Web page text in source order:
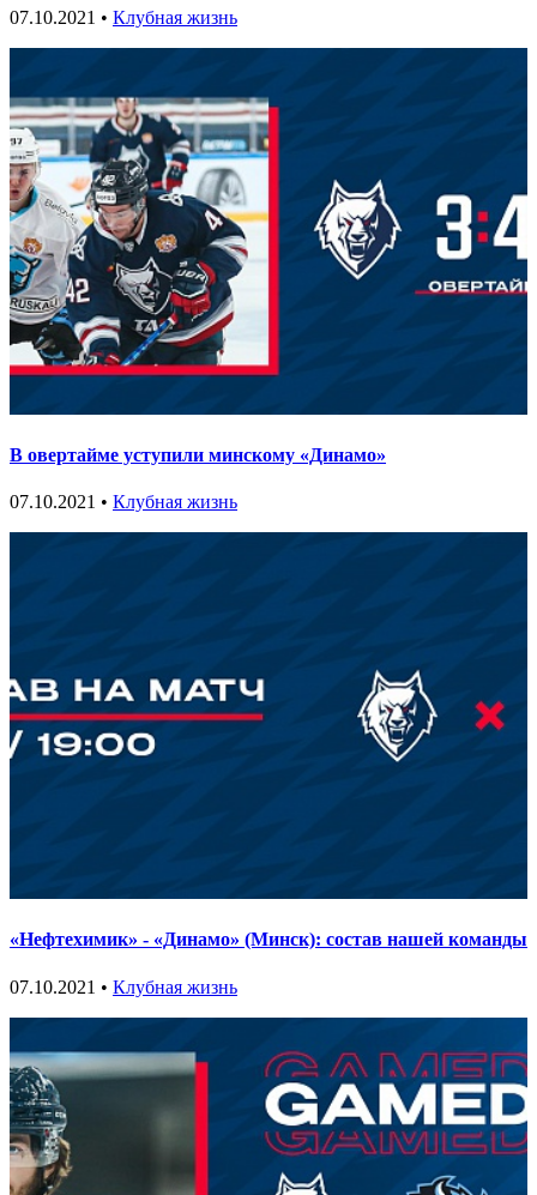
07.10.2021 • Клубная жизнь
В овертайме уступили минскому «Динамо»
07.10.2021 • Клубная жизнь
«Нефтехимик» - «Динамо» (Минск): состав нашей команды
07.10.2021 • Клубная жизнь